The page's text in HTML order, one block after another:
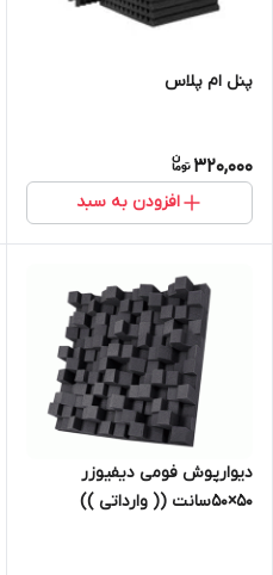
پنل ام پلاس
320,000
افزودن به سبد
دیوارپوش فومی دیفیوزر
50×50سانت (( وارداتی ))